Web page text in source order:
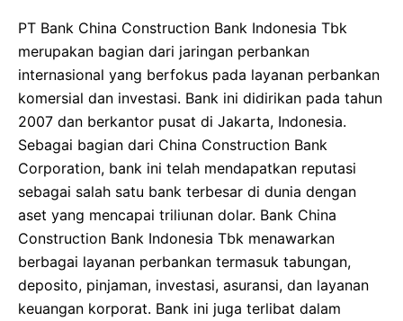
PT Bank China Construction Bank Indonesia Tbk
merupakan bagian dari jaringan perbankan
internasional yang berfokus pada layanan perbankan
komersial dan investasi. Bank ini didirikan pada tahun
2007 dan berkantor pusat di Jakarta, Indonesia.
Sebagai bagian dari China Construction Bank
Corporation, bank ini telah mendapatkan reputasi
sebagai salah satu bank terbesar di dunia dengan
aset yang mencapai triliunan dolar. Bank China
Construction Bank Indonesia Tbk menawarkan
berbagai layanan perbankan termasuk tabungan,
deposito, pinjaman, investasi, asuransi, dan layanan
keuangan korporat. Bank ini juga terlibat dalam